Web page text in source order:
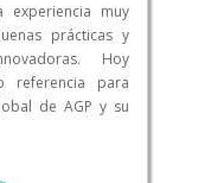
experiencia muy
prácticas y
Hoy
referencia para
de AGP y su